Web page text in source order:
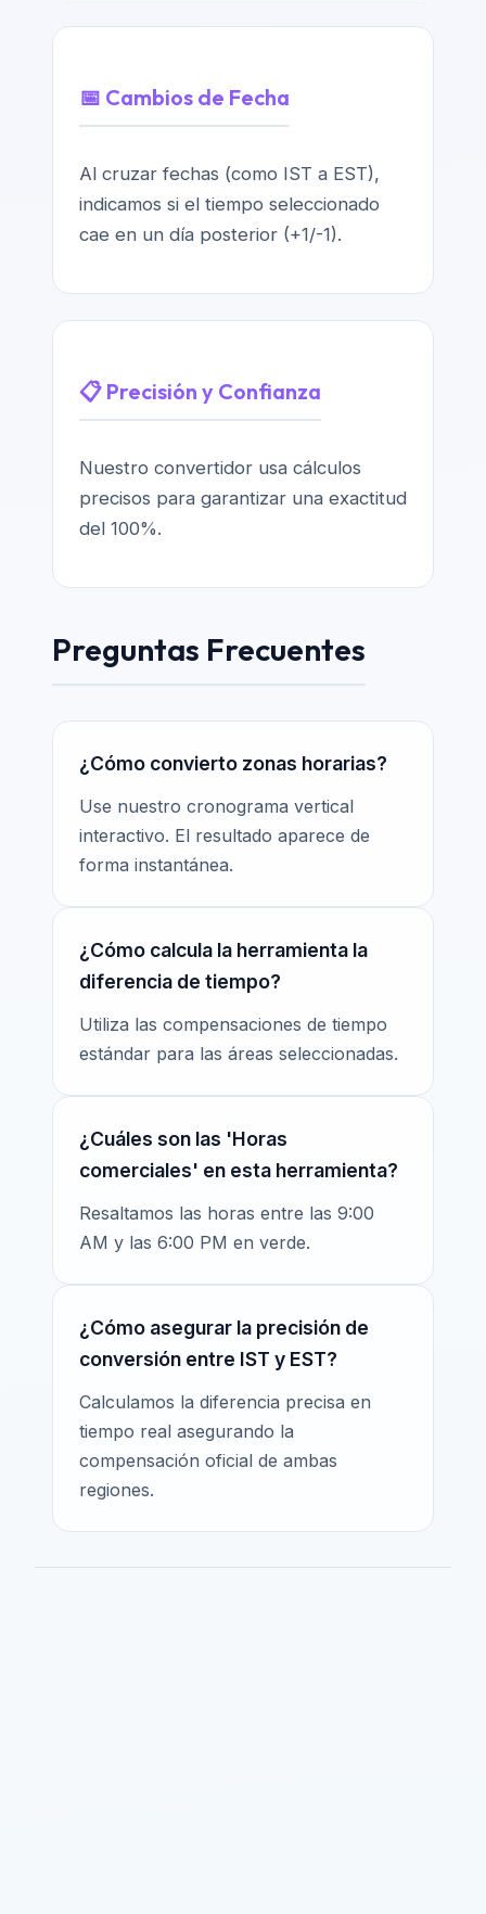
📅 Cambios de Fecha
Al cruzar fechas (como IST a EST),
indicamos si el tiempo seleccionado
cae en un día posterior (+1/-1).
📋 Precisión y Confianza
Nuestro convertidor usa cálculos
precisos para garantizar una exactitud
del 100%.
Preguntas Frecuentes
¿Cómo convierto zonas horarias?
Use nuestro cronograma vertical
interactivo. El resultado aparece de
forma instantánea.
¿Cómo calcula la herramienta la
diferencia de tiempo?
Utiliza las compensaciones de tiempo
estándar para las áreas seleccionadas.
¿Cuáles son las 'Horas
comerciales' en esta herramienta?
Resaltamos las horas entre las 9:00
AM y las 6:00 PM en verde.
¿Cómo asegurar la precisión de
conversión entre IST y EST?
Calculamos la diferencia precisa en
tiempo real asegurando la
compensación oficial de ambas
regiones.